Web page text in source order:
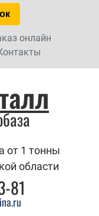
онлайн
от 1 тонны
области
81